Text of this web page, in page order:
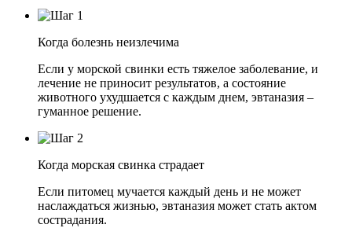
Когда болезнь неизлечима
Если у морской свинки есть тяжелое заболевание, и
лечение не приносит результатов, а состояние
животного ухудшается с каждым днем, эвтаназия –
гуманное решение.
Когда морская свинка страдает
Если питомец мучается каждый день и не может
наслаждаться жизнью, эвтаназия может стать актом
сострадания.